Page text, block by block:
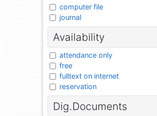
computer file
journal
Availability
attendance only
free
fulltext on internet
reservation
Dig.Documents